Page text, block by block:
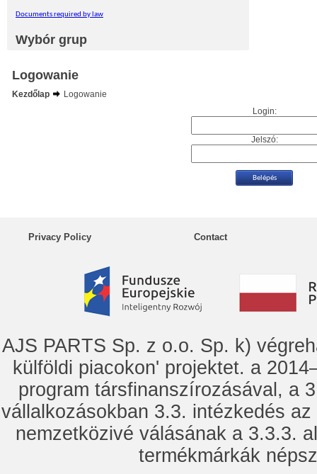
Documents required by law
Wybór grup
Logowanie
Kezdőlap
Logowanie
Login:
Jelszó:
Privacy Policy Contact
AJS PARTS Sp. z o.o. Sp. k)
külföldi piacokon' projektet. a
program társfinanszírozásával, a
vállalkozásokban 3.3. intézkedés
nemzetközivé válásának a 3.3.3.
termékmárkák